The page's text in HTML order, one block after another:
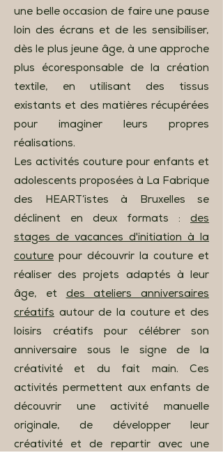
une belle occasion de faire une pause
loin des écrans et de les sensibiliser,
dès le plus jeune âge, à une approche
plus écoresponsable de la création
textile, en utilisant des tissus
existants et des matières récupérées
pour imaginer leurs propres
réalisations.
Les activités couture pour enfants et
adolescents proposées à La Fabrique
des HEART’istes à Bruxelles se
déclinent en deux formats : des
stages de vacances d'initiation à la
couture pour découvrir la couture et
réaliser des projets adaptés à leur
âge, et des ateliers anniversaires
créatifs autour de la couture et des
loisirs créatifs pour célébrer son
anniversaire sous le signe de la
créativité et du fait main. Ces
activités permettent aux enfants de
découvrir une activité manuelle
originale, de développer leur
créativité et de repartir avec une